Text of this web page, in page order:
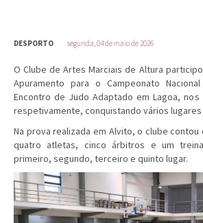
DESPORTO segunda, 04 de maio de 2026
O Clube de Artes Marciais de Altura
Apuramento para o Campeonato
Encontro de Judo Adaptado em Lagoa,
respetivamente, conquistando vários lugares
Na prova realizada em Alvito, o clube
quatro atletas, cinco árbitros e um
primeiro, segundo, terceiro e quinto lugar.